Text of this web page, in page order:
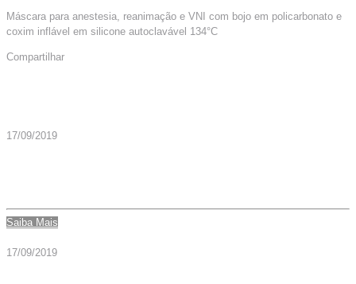
Máscara para anestesia, reanimação e VNI com bojo em policarbonato e
coxim inflável em silicone autoclavável 134°C
Compartilhar
17/09/2019
Saiba Mais
17/09/2019